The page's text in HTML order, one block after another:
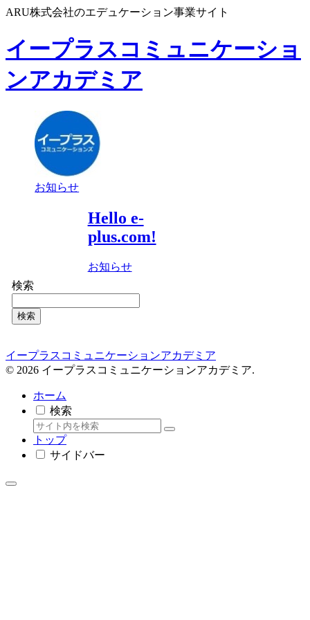
ARU株式会社のエデュケーション事業サイト
イープラスコミュニケーショ
ンアカデミア
お知らせ
Hello e-
plus.com!
お知らせ
検索
検索
イープラスコミュニケーションアカデミア
© 2026 イープラスコミュニケーションアカデミア.
ホーム
検索
トップ
サイドバー